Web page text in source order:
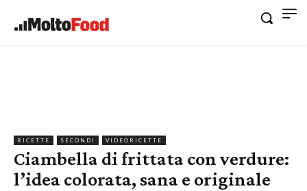
RICETTE SECONDI VIDEORICETTE
Ciambella di frittata con verdure:
l’idea colorata, sana e originale